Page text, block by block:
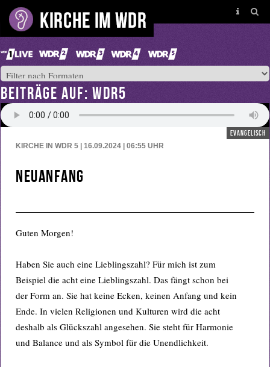
BEITRÄGE AUF: WDR5
evangelisch
KIRCHE IN WDR 5 | 16.09.2024 | 06:55 UHR
Neuanfang
Guten Morgen!
Haben Sie auch eine Lieblingszahl? Für mich ist zum
Beispiel die acht eine Lieblingszahl. Das fängt schon bei
der Form an. Sie hat keine Ecken, keinen Anfang und kein
Ende. In vielen Religionen und Kulturen wird die acht
deshalb als Glückszahl angesehen. Sie steht für Harmonie
und Balance und als Symbol für die Unendlichkeit.